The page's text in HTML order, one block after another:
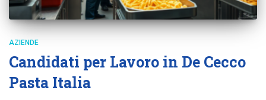
AZIENDE
Candidati per Lavoro in De Cecco
Pasta Italia